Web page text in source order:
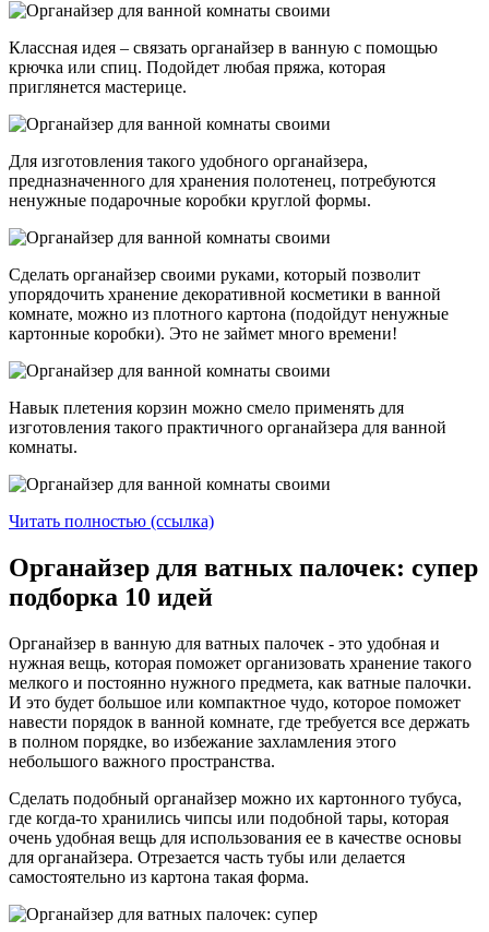
Классная идея – связать органайзер в ванную с помощью
крючка или спиц. Подойдет любая пряжа, которая
приглянется мастерице.
Для изготовления такого удобного органайзера,
предназначенного для хранения полотенец, потребуются
ненужные подарочные коробки круглой формы.
Сделать органайзер своими руками, который позволит
упорядочить хранение декоративной косметики в ванной
комнате, можно из плотного картона (подойдут ненужные
картонные коробки). Это не займет много времени!
Навык плетения корзин можно смело применять для
изготовления такого практичного органайзера для ванной
комнаты.
Читать полностью (ссылка)
Органайзер для ватных палочек: супер
подборка 10 идей
Органайзер в ванную для ватных палочек - это удобная и
нужная вещь, которая поможет организовать хранение такого
мелкого и постоянно нужного предмета, как ватные палочки.
И это будет большое или компактное чудо, которое поможет
навести порядок в ванной комнате, где требуется все держать
в полном порядке, во избежание захламления этого
небольшого важного пространства.
Сделать подобный органайзер можно их картонного тубуса,
где когда-то хранились чипсы или подобной тары, которая
очень удобная вещь для использования ее в качестве основы
для органайзера. Отрезается часть тубы или делается
самостоятельно из картона такая форма.